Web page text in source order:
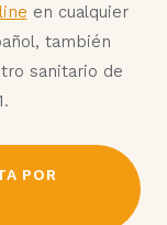
en cualquier
también
sanitario de
POR